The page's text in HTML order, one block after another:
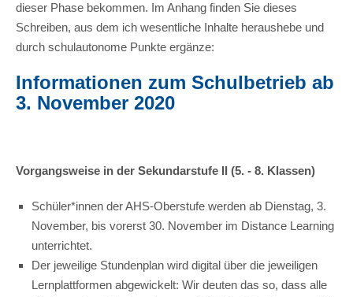
dieser Phase bekommen. Im Anhang finden Sie dieses
Schreiben, aus dem ich wesentliche Inhalte heraushebe und
durch schulautonome Punkte ergänze:
Informationen zum Schulbetrieb ab
3. November 2020
Vorgangsweise in der Sekundarstufe II (5. - 8. Klassen)
Schüler*innen der AHS-Oberstufe werden ab Dienstag, 3.
November, bis vorerst 30. November im Distance Learning
unterrichtet.
Der jeweilige Stundenplan wird digital über die jeweiligen
Lernplattformen abgewickelt: Wir deuten das so, dass alle